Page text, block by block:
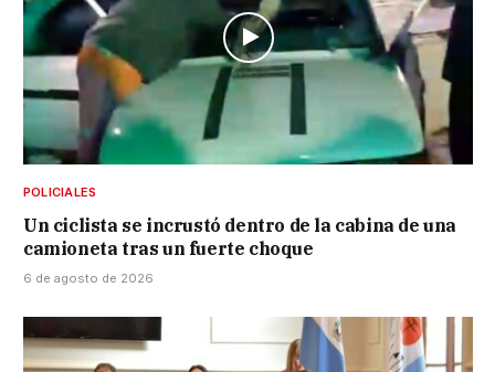
POLICIALES
Un ciclista se incrustó dentro de la cabina de una
camioneta tras un fuerte choque
6 de agosto de 2026